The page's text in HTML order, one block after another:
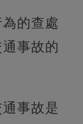
的查處
事故的
事故是